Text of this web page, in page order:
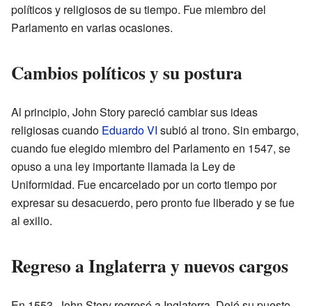
políticos y religiosos de su tiempo. Fue miembro del
Parlamento en varias ocasiones.
Cambios políticos y su postura
Al principio, John Story pareció cambiar sus ideas
religiosas cuando Eduardo VI subió al trono. Sin embargo,
cuando fue elegido miembro del Parlamento en 1547, se
opuso a una ley importante llamada la Ley de
Uniformidad. Fue encarcelado por un corto tiempo por
expresar su desacuerdo, pero pronto fue liberado y se fue
al exilio.
Regreso a Inglaterra y nuevos cargos